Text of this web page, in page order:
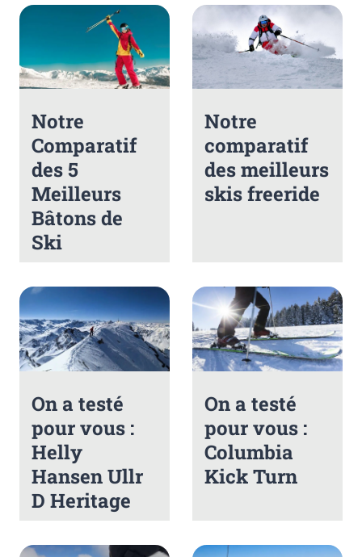
Notre
Comparatif
des 5
Meilleurs
Bâtons de
Ski
Notre
comparatif
des meilleurs
skis freeride
On a testé
pour vous :
Helly
Hansen Ullr
D Heritage
On a testé
pour vous :
Columbia
Kick Turn